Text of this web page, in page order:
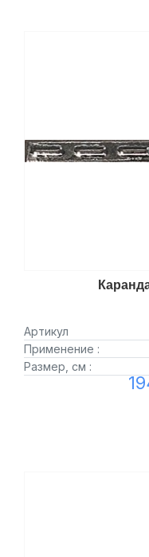
Артикул
Применение :
Размер, см :